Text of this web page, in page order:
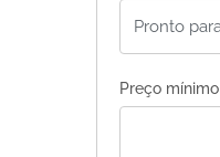
Preço mínimo